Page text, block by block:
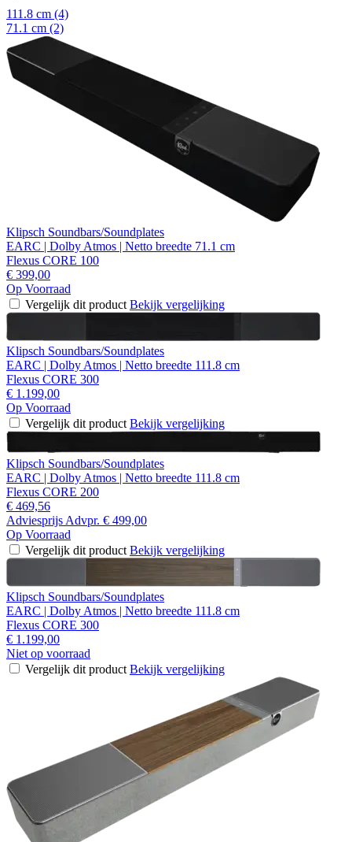
111.8 cm (4)
71.1 cm (2)
Klipsch Soundbars/Soundplates
EARC | Dolby Atmos | Netto breedte 71.1 cm
Flexus CORE 100
€ 399,00
Op Voorraad
Vergelijk dit product Bekijk vergelijking
Klipsch Soundbars/Soundplates
EARC | Dolby Atmos | Netto breedte 111.8 cm
Flexus CORE 300
€ 1.199,00
Op Voorraad
Vergelijk dit product Bekijk vergelijking
Klipsch Soundbars/Soundplates
EARC | Dolby Atmos | Netto breedte 111.8 cm
Flexus CORE 200
€ 469,56
Adviesprijs Advpr. € 499,00
Op Voorraad
Vergelijk dit product Bekijk vergelijking
Klipsch Soundbars/Soundplates
EARC | Dolby Atmos | Netto breedte 111.8 cm
Flexus CORE 300
€ 1.199,00
Niet op voorraad
Vergelijk dit product Bekijk vergelijking